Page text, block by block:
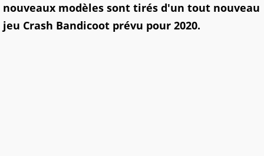
nouveaux modèles sont tirés d'un tout nouveau
jeu Crash Bandicoot prévu pour 2020.